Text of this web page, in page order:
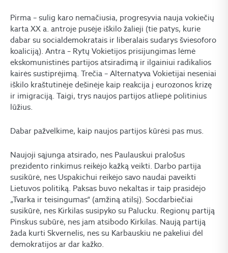
Pirma – sulig karo nemačiusia, progresyvia nauja vokiečių
karta XX a. antroje pusėje iškilo žalieji (tie patys, kurie
dabar su socialdemokratais ir liberalais sudarys šviesoforo
koaliciją). Antra – Rytų Vokietijos prisijungimas lėmė
ekskomunistinės partijos atsiradimą ir ilgainiui radikalios
kairės sustiprėjimą. Trečia – Alternatyva Vokietijai neseniai
iškilo kraštutinėje dešinėje kaip reakcija į eurozonos krizę
ir imigraciją. Taigi, trys naujos partijos atliepė politinius
lūžius.
Dabar pažvelkime, kaip naujos partijos kūrėsi pas mus.
Naujoji sąjunga atsirado, nes Paulauskui pralošus
prezidento rinkimus reikėjo kažką veikti. Darbo partija
susikūrė, nes Uspakichui reikėjo savo naudai paveikti
Lietuvos politiką. Paksas buvo nekaltas ir taip prasidėjo
„Tvarka ir teisingumas“ (amžiną atilsį). Socdarbiečiai
susikūrė, nes Kirkilas susipyko su Palucku. Regionų partiją
Pinskus subūrė, nes jam atsibodo Kirkilas. Naują partiją
žada kurti Skvernelis, nes su Karbauskiu ne pakeliui dėl
demokratijos ar dar kažko.